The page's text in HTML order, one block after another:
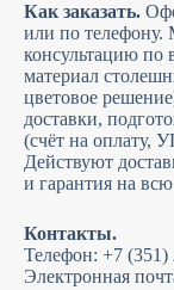
Как заказать.
или по телефону.
консультацию по
материал
цветовое
доставки,
(счёт на оплату,
Действуют
и гарантия на
Контакты.
Телефон: +7 (351)
Электронная